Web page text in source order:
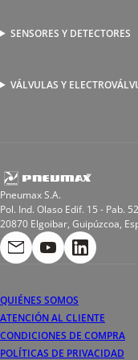
Reguladores de caudal
Racores para soldadura
Válvulas y electroválvulas
SENSORES Y DETECTORES
Detectores magnéticos
VÁLVULAS Y
Electroválvulas de acción
Bobinas
Pneumax S.A.
Pol. Ind. Olaso Edif. 15 - Pab.
20870 Elgoibar, Guipúzcoa,
QUIÉNES SOMOS
ATENCIÓN AL CLIENTE
CONDICIONES DE COMPRA
POLÍTICAS DE PRIVACIDAD